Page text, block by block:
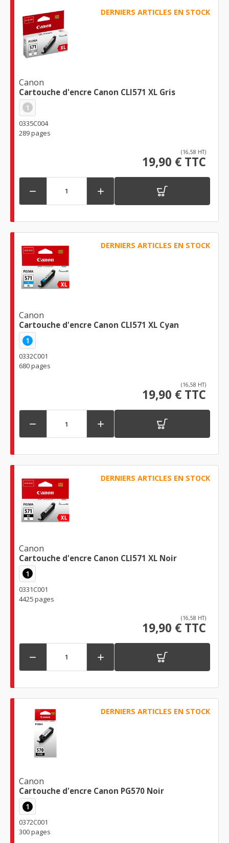
DERNIERS ARTICLES EN STOCK
Canon
Cartouche d'encre Canon CLI571 XL Gris
1
0335C004
289 pages
(16,58 HT)
19,90 € TTC
 
DERNIERS ARTICLES EN STOCK
Canon
Cartouche d'encre Canon CLI571 XL Cyan
1
0332C001
680 pages
(16,58 HT)
19,90 € TTC
 
DERNIERS ARTICLES EN STOCK
Canon
Cartouche d'encre Canon CLI571 XL Noir
1
0331C001
4425 pages
(16,58 HT)
19,90 € TTC
 
DERNIERS ARTICLES EN STOCK
Canon
Cartouche d'encre Canon PG570 Noir
1
0372C001
300 pages